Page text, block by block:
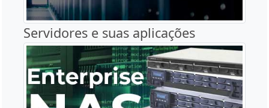
Servidores e suas aplicações